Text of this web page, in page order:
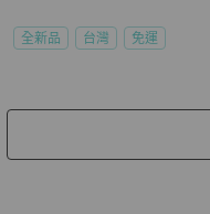
全新品 台灣 免運